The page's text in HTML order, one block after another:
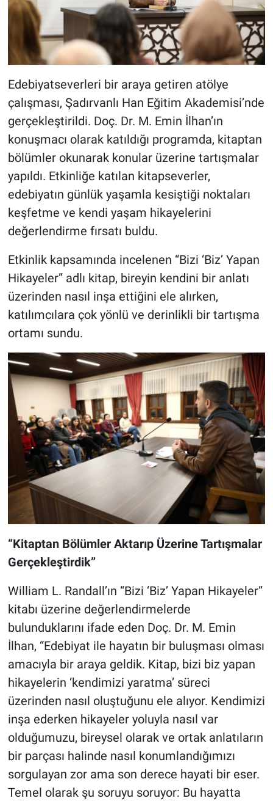
Edebiyatseverleri bir araya getiren atölye
çalışması, Şadırvanlı Han Eğitim Akademisi’nde
gerçekleştirildi. Doç. Dr. M. Emin İlhan’ın
konuşmacı olarak katıldığı programda, kitaptan
bölümler okunarak konular üzerine tartışmalar
yapıldı. Etkinliğe katılan kitapseverler,
edebiyatın günlük yaşamla kesiştiği noktaları
keşfetme ve kendi yaşam hikayelerini
değerlendirme fırsatı buldu.
Etkinlik kapsamında incelenen “Bizi ‘Biz’ Yapan
Hikayeler” adlı kitap, bireyin kendini bir anlatı
üzerinden nasıl inşa ettiğini ele alırken,
katılımcılara çok yönlü ve derinlikli bir tartışma
ortamı sundu.
“Kitaptan Bölümler Aktarıp Üzerine Tartışmalar
Gerçekleştirdik”
William L. Randall’ın “Bizi ‘Biz’ Yapan Hikayeler”
kitabı üzerine değerlendirmelerde
bulunduklarını ifade eden Doç. Dr. M. Emin
İlhan, “Edebiyat ile hayatın bir buluşması olması
amacıyla bir araya geldik. Kitap, bizi biz yapan
hikayelerin ‘kendimizi yaratma’ süreci
üzerinden nasıl oluştuğunu ele alıyor. Kendimizi
inşa ederken hikayeler yoluyla nasıl var
olduğumuzu, bireysel olarak ve ortak anlatıların
bir parçası halinde nasıl konumlandığımızı
sorgulayan zor ama son derece hayati bir eser.
Temel olarak şu soruyu soruyor: Bu hayatta